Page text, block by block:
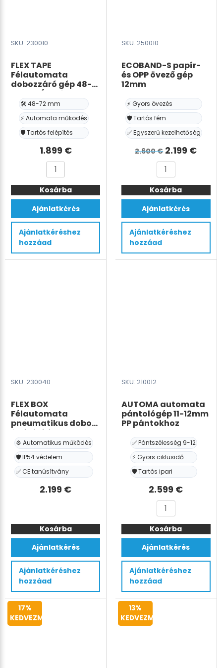
SKU: 230010
FLEX TAPE
Félautomata
dobozzáró gép 48-
72 mm (Kraft vagy
BOPP
ragasztószalaghoz)
🛠️ 48-72 mm
⚡ Automata működés
🛡️ Tartós felépítés
1.899 €
FLEX
TAPE
Félautomata
dobozzáró
gép
48-
72
mm
(Kraft
Kosárba
Ajánlatkérés
Ajánlatkéréshez
hozzáad
SKU: 250010
ECOBAND-S papír-
és OPP övező gép
12mm
⚡ Gyors övezés
🛡️ Tartós fém
✅ Egyszerű kezelhetőség
2.600€ Det
priset
var:
2.600 €.
2.199 €Det
ECOBAND-
S
papír-
és
OPP
övező
gép
12mm
mennyiség
Kosárba
Ajánlatkérés
Ajánlatkéréshez
hozzáad
SKU: 230040
FLEX BOX
Félautomata
pneumatikus doboz
felállító és
töltőállomás
⚙️ Automatikus működés
🛡️ IP54 védelem
✅ CE tanúsítvány
2.199 €
Félautomata
pneumatikus
doboz
felállító
és
töltőállomás
mennyiség
Kosárba
Ajánlatkérés
Ajánlatkéréshez
hozzáad
SKU: 210012
AUTOMA automata
pántológép 11-12mm
PP pántokhoz
✅ Pántszélesség 9-12
⚡ Gyors ciklusidő
🛡️ Tartós ipari
2.599 €
AUTOMA
automata
pántológép
11-
12mm
PP
pántokhoz
mennyiség
Kosárba
Ajánlatkérés
Ajánlatkéréshez
hozzáad
17%
KEDVEZMÉNY
13%
KEDVEZMÉNY